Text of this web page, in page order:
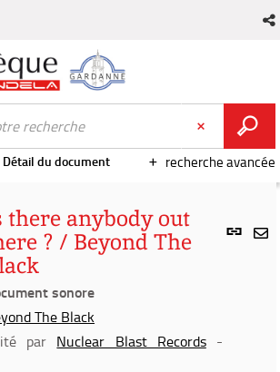
recherche avancée
Détail du document
Lien
there anybody out
? / Beyond The
sonore
The Black
par Nuclear Blast Records-